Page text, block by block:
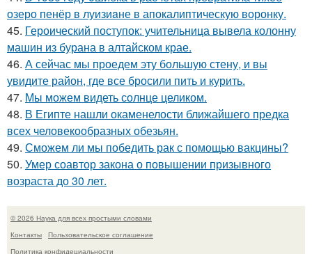
озеро пенёр в луизиaне в апокалиптическую воронку.
45. Героический поступок: учительница вывела колонну
машин из бурана в алтайском крае.
46. А сейчас мы проедем эту большую стену, и вы
увидите район, где все бросили пить и курить.
47. Мы можем видеть солнце целиком.
48. В Египте нашли окаменелости ближайшего предка
всех человекообразных обезьян.
49. Сможем ли мы победить рак с помощью вакцины?
50. Умер соавтор закона о повышении призывного
возраста до 30 лет.
© 2026 Наука для всех простыми словами
Контакты
Пользовательское соглашение
Политика конфидециальности